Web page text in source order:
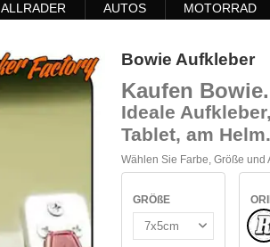
ALLRADER AUTOS MOTORRAD
Bowie Aufkleber
Kaufen Bowie.
Ideale
Tablet, am
Wählen Sie Farbe, Größe
GRÖßE